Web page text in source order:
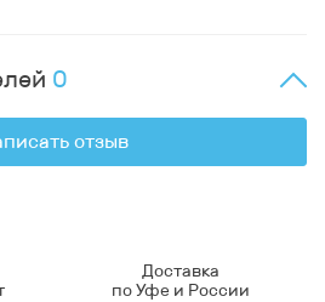
0
отзыв
Доставка
по Уфе и России